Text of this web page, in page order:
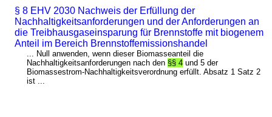
§ 8 EHV 2030 Nachweis der Erfüllung der
Nachhaltigkeitsanforderungen und der Anforderungen an
die Treibhausgaseinsparung für Brennstoffe mit biogenem
Anteil im Bereich Brennstoffemissionshandel
... Null anwenden, wenn dieser Biomasseanteil die
Nachhaltigkeitsanforderungen nach den §§ 4 und 5 der
Biomassestrom-Nachhaltigkeitsverordnung erfüllt. Absatz 1 Satz 2
ist ...